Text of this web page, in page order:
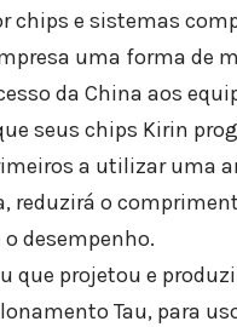
chips e sistemas
uma forma de
da China aos
seus chips Kirin
a utilizar uma
reduzirá o
desempenho.
que projetou e
Tau, para